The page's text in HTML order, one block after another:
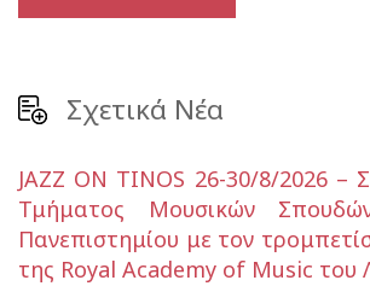
Σχετικά Νέα
JAZZ ON TINOS 26-30/8/2026 –
Τμήματος Μουσικών
Πανεπιστημίου με τον
της Royal Academy of Music του